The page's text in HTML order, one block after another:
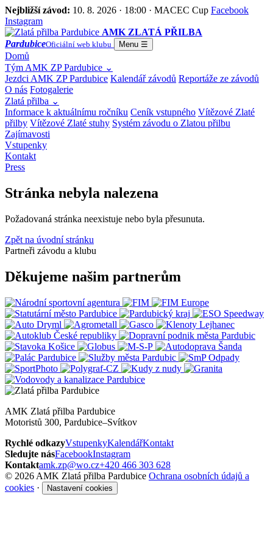
Nejbližší závod: 10. 8. 2026 · 18:00 · MACEC Cup Facebook
Instagram
AMK ZLATÁ PŘILBA
PardubiceOficiální web klubu Menu ☰
Domů
Tým AMK ZP Pardubice ⌄
Jezdci AMK ZP Pardubice Kalendář závodů Reportáže ze závodů
O nás Fotogalerie
Zlatá přilba ⌄
Informace k aktuálnímu ročníku Ceník vstupného Vítězové Zlaté
přilby Vítězové Zlaté stuhy Systém závodu o Zlatou přilbu
Zajímavosti
Vstupenky
Kontakt
Press
Stránka nebyla nalezena
Požadovaná stránka neexistuje nebo byla přesunuta.
Zpět na úvodní stránku
Partneři závodu a klubu
Děkujeme našim partnerům
AMK Zlatá přilba Pardubice
Motoristů 300, Pardubice–Svítkov
Rychlé odkazyVstupenkyKalendářKontakt
Sledujte násFacebookInstagram
Kontaktamk.zp@wo.cz+420 466 303 628
© 2026 AMK Zlatá přilba Pardubice Ochrana osobních údajů a
cookies · Nastavení cookies